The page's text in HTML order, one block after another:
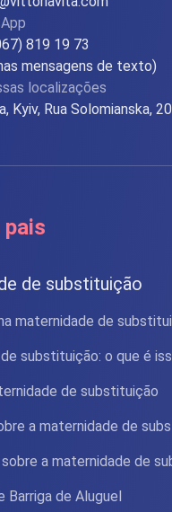
819 19 73
mensagens de texto)
localizações
Kyiv, Rua Solomianska,
pais
de substituição
maternidade de
substituição: o que é
de substituição
a maternidade de
a maternidade de
Barriga de Aluguel